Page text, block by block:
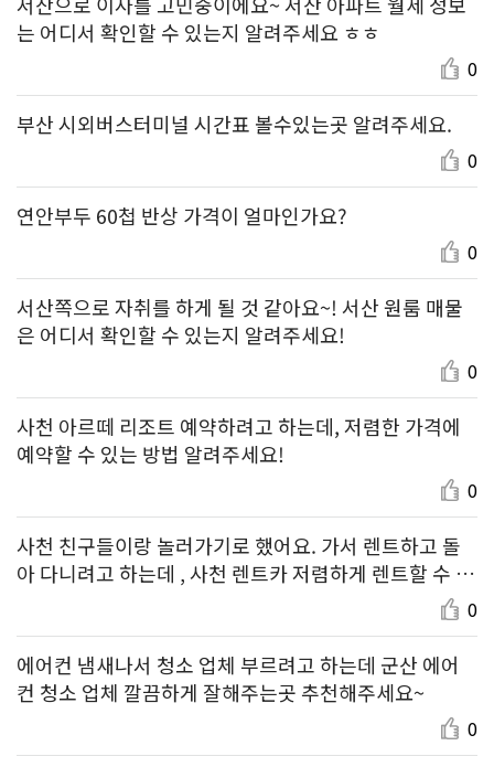
는 어디서 확인할 수 있는지 알려주세요 ㅎㅎ
0
부산 시외버스터미널 시간표 볼수있는곳 알려주세요.
0
연안부두 60첩 반상 가격이 얼마인가요?
0
서산쪽으로 자취를 하게 될 것 같아요~! 서산 원룸 매물
은 어디서 확인할 수 있는지 알려주세요!
0
사천 아르떼 리조트 예약하려고 하는데, 저렴한 가격에
예약할 수 있는 방법 알려주세요!
0
사천 친구들이랑 놀러가기로 했어요. 가서 렌트하고 돌
아 다니려고 하는데 , 사천 렌트카 저렴하게 렌트할 수 있
0
에어컨 냄새나서 청소 업체 부르려고 하는데 군산 에어
컨 청소 업체 깔끔하게 잘해주는곳 추천해주세요~
0